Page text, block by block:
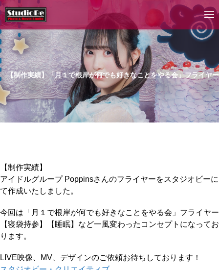
【制作実績】「月１で根岸が何でも好きなことをやる会」フライヤー
【制作実績】
アイドルグループ Poppinsさんのフライヤーをスタジオビーに
て作成いたしました。
今回は「月１で根岸が何でも好きなことをやる会」フライヤー
【寝袋持参】【睡眠】など一風変わったコンセプトになってお
ります。
LIVE映像、MV、デザインのご依頼お待ちしております！